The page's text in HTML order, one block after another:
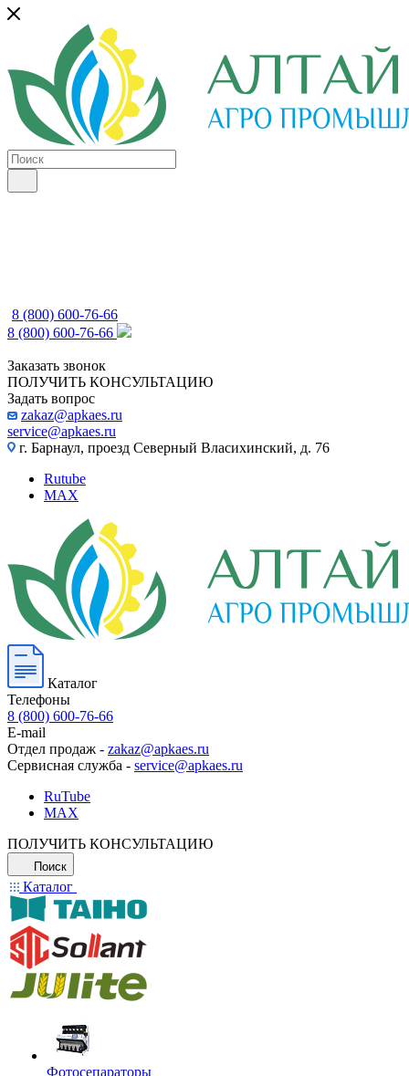
8 (800) 600-76-66
8 (800) 600-76-66
Заказать звонок
ПОЛУЧИТЬ КОНСУЛЬТАЦИЮ
Задать вопрос
zakaz@apkaes.ru
service@apkaes.ru
г. Барнаул, проезд Северный Власихинский, д. 76
Rutube
MAX
Каталог
Телефоны
8 (800) 600-76-66
E-mail
Отдел продаж - zakaz@apkaes.ru
Сервисная служба - service@apkaes.ru
RuTube
MAX
ПОЛУЧИТЬ КОНСУЛЬТАЦИЮ
Поиск
Каталог
Фотосепараторы